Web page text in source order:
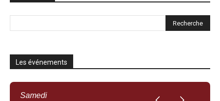
Les événements
Samedi